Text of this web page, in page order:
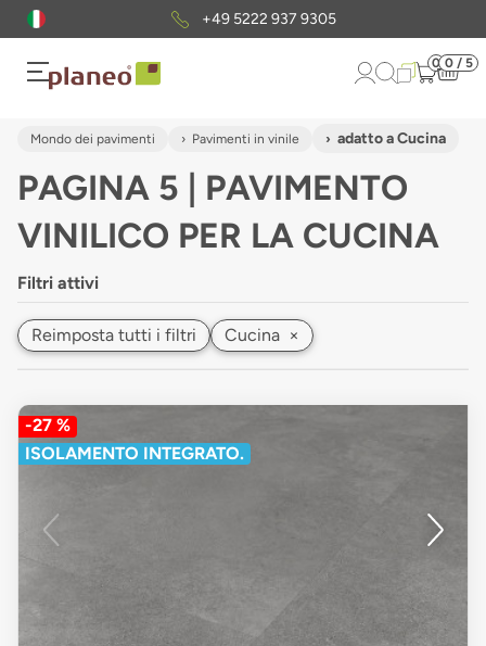
Pacchetto di campionigratuiti
0 0 / 5
Mondo dei pavimenti Pavimenti in vinile adatto a Cucina
PAGINA 5 | PAVIMENTO
VINILICO PER LA CUCINA
Filtri attivi
Reimposta tutti i filtri Cucina ×
-27 %
ISOLAMENTO INTEGRATO.